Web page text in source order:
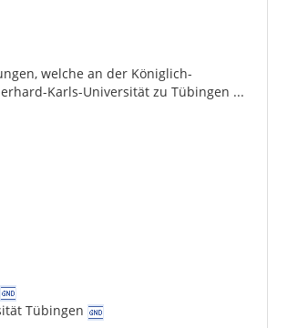
welche an der Königlich-
Karls-Universität zu Tübingen ...
Tübingen